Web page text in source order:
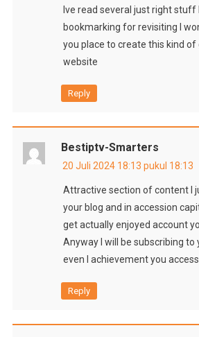
Ive read several just right stuff
bookmarking for revisiting I
you place to create this kind
website
Reply
Bestiptv-Smarters
20 Juli 2024 18:13 pukul 18:13
Attractive section of content I
your blog and in accession
get actually enjoyed account
Anyway I will be subscribing to
even I achievement you
Reply